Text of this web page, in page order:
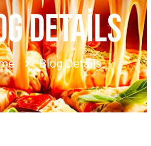
DETAILS
Blog Details